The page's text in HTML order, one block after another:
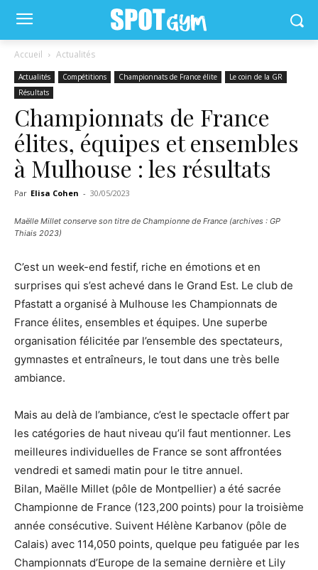
Accueil Actualités
Actualités Compétitions Championnats de France élite
Le coin de la GR
Résultats
Championnats de France
élites, équipes et ensembles
à Mulhouse : les résultats
Par Elisa Cohen - 30/05/2023
Maëlle Millet conserve son titre de Championne de France (archives : GP
Thiais 2023)
C’est un week-end festif, riche en émotions et en
surprises qui s’est achevé dans le Grand Est. Le club de
Pfastatt a organisé à Mulhouse les Championnats de
France élites, ensembles et équipes. Une superbe
organisation félicitée par l’ensemble des spectateurs,
gymnastes et entraîneurs, le tout dans une très belle
ambiance.
Mais au delà de l’ambiance, c’est le spectacle offert par
les catégories de haut niveau qu’il faut mentionner. Les
meilleures individuelles de France se sont affrontées
vendredi et samedi matin pour le titre annuel.
Bilan, Maëlle Millet (pôle de Montpellier) a été sacrée
Championne de France (123,200 points) pour la troisième
année consécutive. Suivent Hélène Karbanov (pôle de
Calais) avec 114,050 points, quelque peu fatiguée par les
Championnats d’Europe de la semaine dernière et Lily